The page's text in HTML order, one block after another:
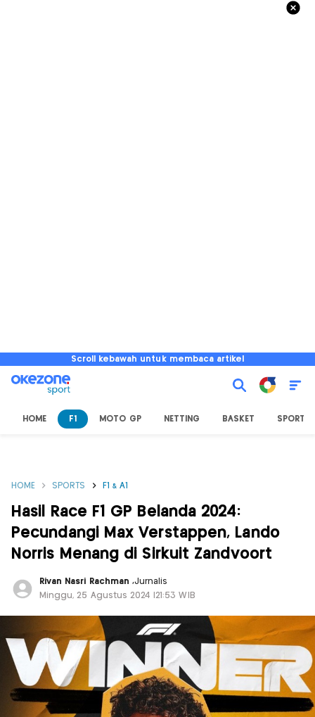
Scroll kebawah untuk membaca artikel
HOME F1 MOTO GP NETTING BASKET SPORT
HOME SPORTS F1 & A1
Hasil Race F1 GP Belanda 2024:
Pecundangi Max Verstappen, Lando
Norris Menang di Sirkuit Zandvoort
Rivan Nasri Rachman ,Jurnalis
Minggu, 25 Agustus 2024 |21:53 WIB